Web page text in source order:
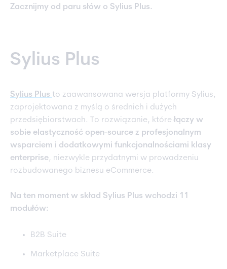
Zacznijmy od paru słów o Sylius Plus.
Sylius Plus
Sylius Plus to zaawansowana wersja platformy Sylius,
zaprojektowana z myślą o średnich i dużych
przedsiębiorstwach. To rozwiązanie, które łączy w
sobie elastyczność open-source z profesjonalnym
wsparciem i dodatkowymi funkcjonalnościami klasy
enterprise, niezwykle przydatnymi w prowadzeniu
rozbudowanego biznesu eCommerce.
Na ten moment w skład Sylius Plus wchodzi 11
modułów:
B2B Suite
Marketplace Suite